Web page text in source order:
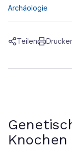
Archäologie
Teilen
Knochen